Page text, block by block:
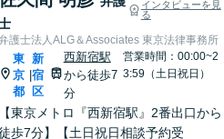
インタビューを見
る
護士法人ALG＆Associates 東京法律事務所
東
京
都
|
新
宿
区
西新宿駅
から徒歩7
分
営業時間：00:00~2
3:59（土日祝日）
【東京メトロ『西新宿駅』2番出口から
歩7分】【土日祝日相談予約受